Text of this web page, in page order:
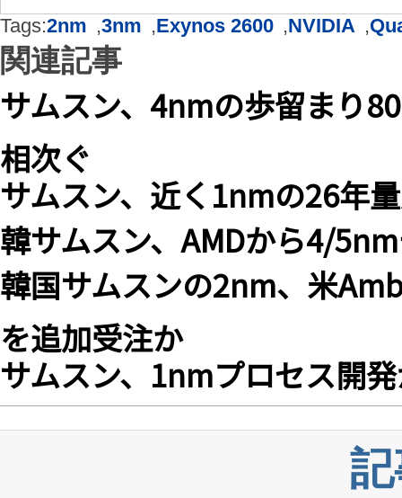
Tags:2nm ,3nm ,Exynos 2600 ,NVIDIA ,
関連記事
サムスン、4nmの歩留まり
相次ぐ
サムスン、近く1nmの26年
韓サムスン、AMDから4/
韓国サムスンの2nm、米
を追加受注か
サムスン、1nmプロセス開